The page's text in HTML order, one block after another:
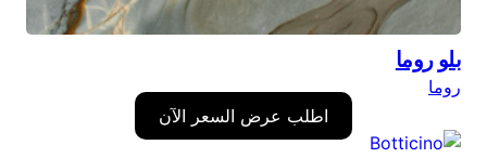
بلو روما
روما
اطلب عرض السعر الآن